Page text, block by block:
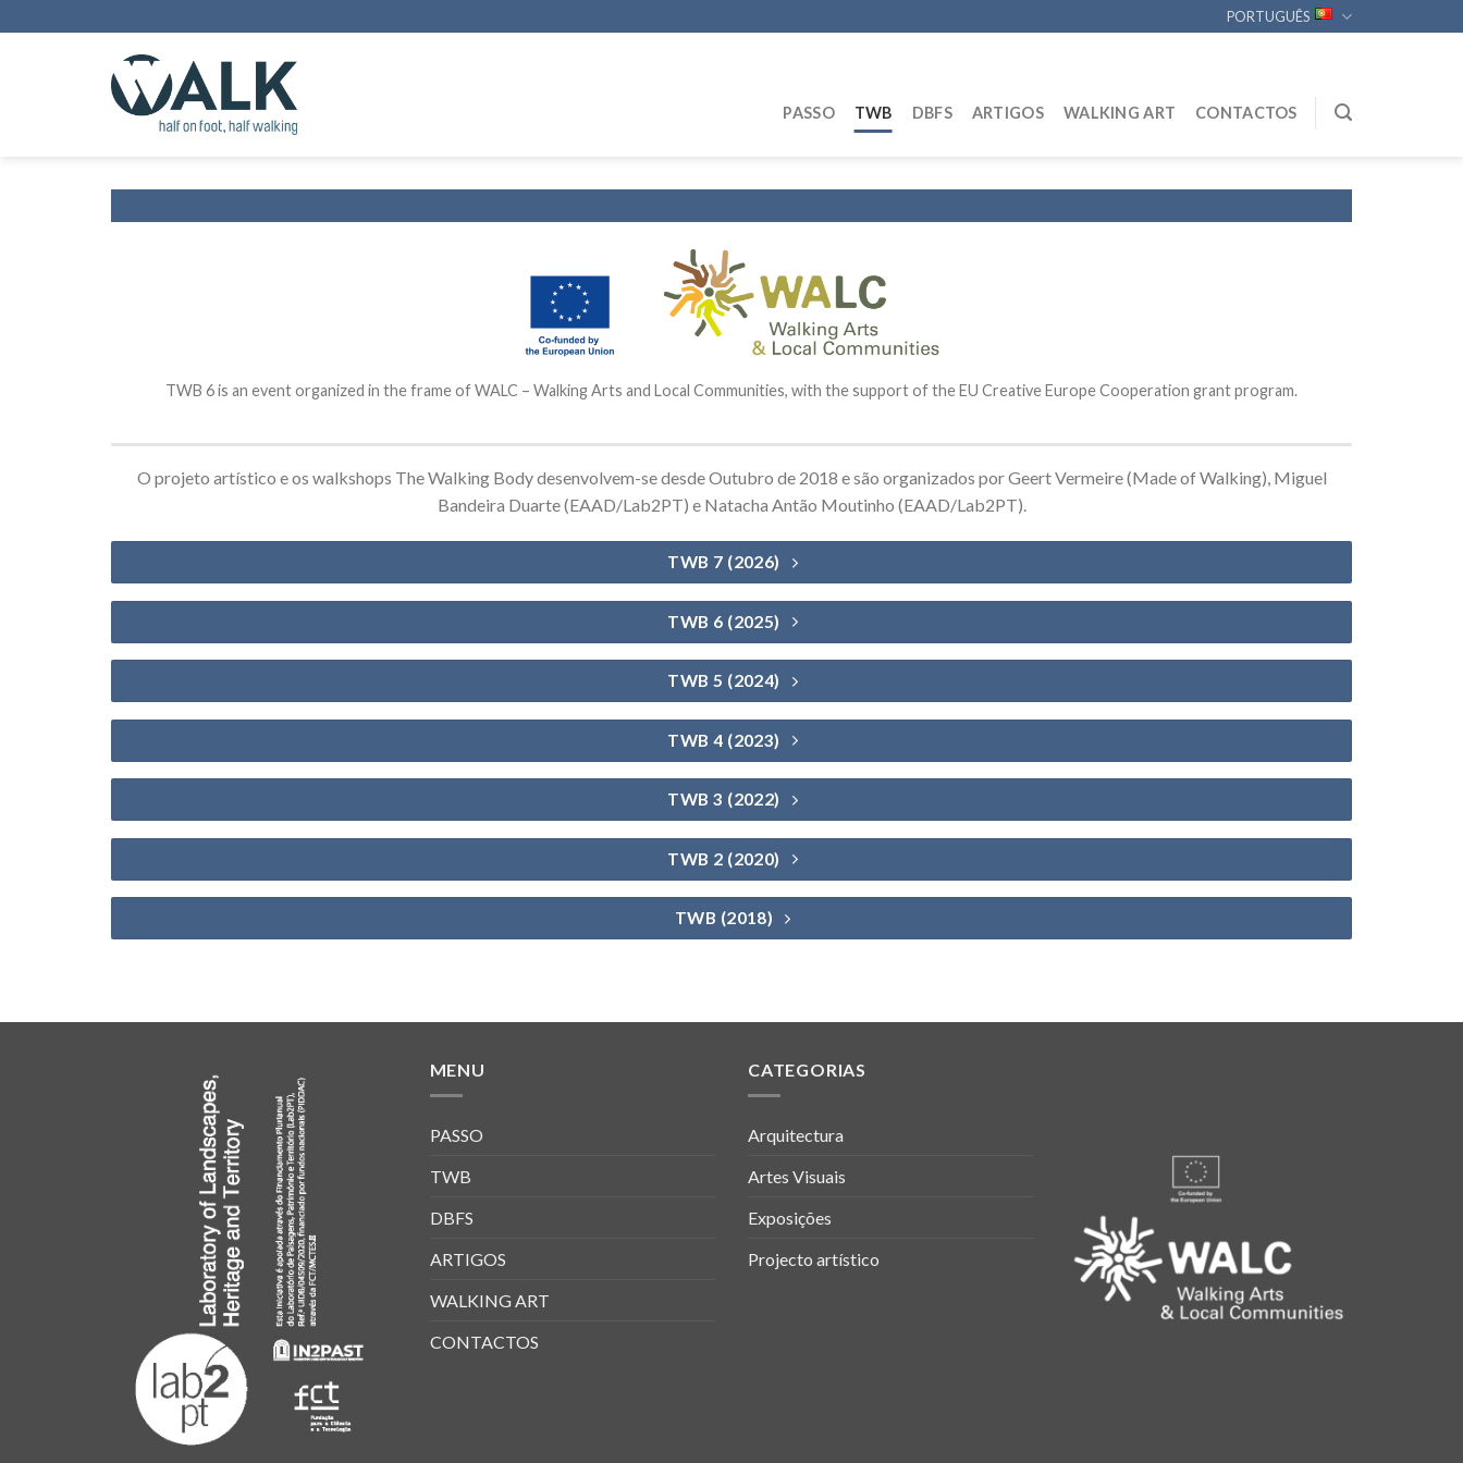
to
PORTUGUÊS
PASSO TWB DBFS ARTIGOS WALKING ART CONTACTOS
TWB 6 is an event organized in the frame of WALC – Walking Arts and Local Communities, with the support of the EU Creative Europe Cooperation grant program.
O projeto artístico e os walkshops The Walking Body desenvolvem-se desde Outubro de 2018 e são organizados por Geert Vermeire(Made of Walking), Miguel
Bandeira Duarte (EAAD/Lab2PT) e Natacha Antão Moutinho (EAAD/Lab2PT).
TWB 7 (2026)
TWB 6 (2025)
TWB 5 (2024)
TWB 4 (2023)
TWB 3 (2022)
TWB 2 (2020)
TWB (2018)
MENU
PASSO
TWB
DBFS
ARTIGOS
WALKING ART
CONTACTOS
CATEGORIAS
Arquitectura
Artes Visuais
Exposições
Projecto artístico